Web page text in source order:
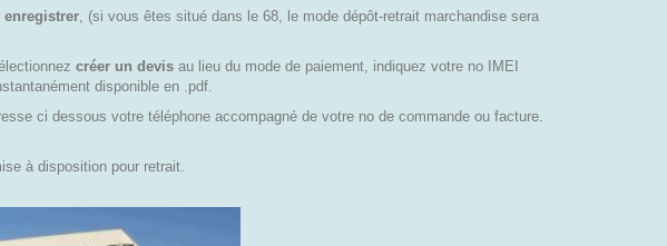
enregistrer, (si vous êtes situé dans le 68, le mode dépôt-retrait marchandise sera
créer un devis au lieu du mode de paiement, indiquez votre no IMEI
disponible en .pdf.
ci dessous votre téléphone accompagné de votre no de commande ou facture.
à disposition pour retrait.